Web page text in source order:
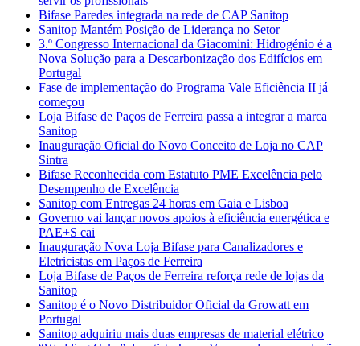
Bifase Paredes integrada na rede de CAP Sanitop
Sanitop Mantém Posição de Liderança no Setor
3.º Congresso Internacional da Giacomini: Hidrogénio é a
Nova Solução para a Descarbonização dos Edifícios em
Portugal
Fase de implementação do Programa Vale Eficiência II já
começou
Loja Bifase de Paços de Ferreira passa a integrar a marca
Sanitop
Inauguração Oficial do Novo Conceito de Loja no CAP
Sintra
Bifase Reconhecida com Estatuto PME Excelência pelo
Desempenho de Excelência
Sanitop com Entregas 24 horas em Gaia e Lisboa
Governo vai lançar novos apoios à eficiência energética e
PAE+S cai
Inauguração Nova Loja Bifase para Canalizadores e
Eletricistas em Paços de Ferreira
Loja Bifase de Paços de Ferreira reforça rede de lojas da
Sanitop
Sanitop é o Novo Distribuidor Oficial da Growatt em
Portugal
Sanitop adquiriu mais duas empresas de material elétrico